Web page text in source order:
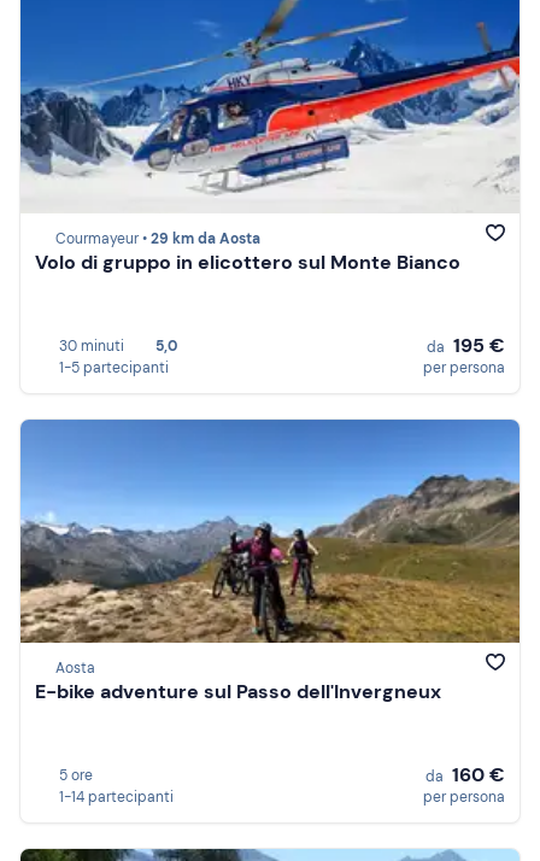
Courmayeur •29 km da Aosta
Volo di gruppo in elicottero sul Monte Bianco
30 minuti
5,0
1-5 partecipanti
da 195 €
per persona
Aosta
E-bike adventure sul Passo dell'Invergneux
5 ore
1-14 partecipanti
da 160 €
per persona